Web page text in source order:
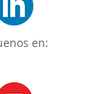
en: